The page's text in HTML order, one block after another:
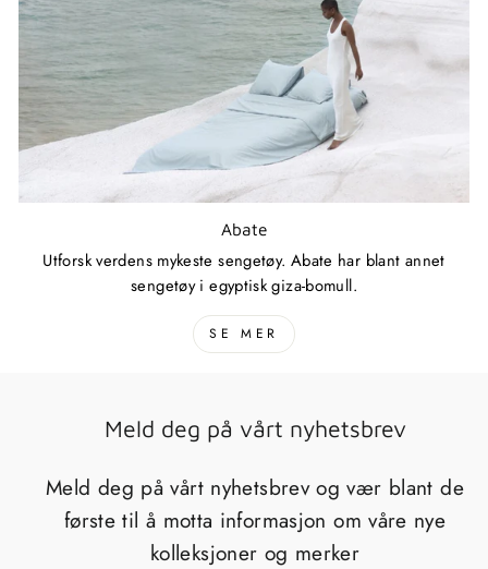
Abate
Utforsk verdens mykeste sengetøy. Abate har blant annet
sengetøy i egyptisk giza-bomull.
SE MER
Meld deg på vårt nyhetsbrev
Meld deg på vårt nyhetsbrev og vær blant de
første til å motta informasjon om våre nye
kolleksjoner og merker